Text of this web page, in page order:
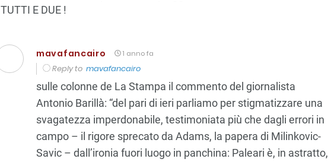
TUTTI E DUE !
mavafancairo 1 anno fa
Reply to mavafancairo
sulle colonne de La Stampa il commento del giornalista
Antonio Barillà: “del pari di ieri parliamo per stigmatizzare una
svagatezza imperdonabile, testimoniata più che dagli errori in
campo – il rigore sprecato da Adams, la papera di Milinkovic-
Savic – dall’ironia fuori luogo in panchina: Paleari è, in astratto,